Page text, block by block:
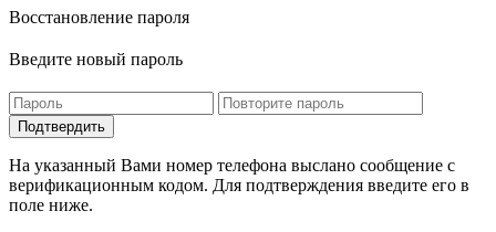
Восстановление пароля
Введите новый пароль
На указанный Вами номер телефона выслано сообщение с
верификационным кодом. Для подтверждения введите его в
поле ниже.